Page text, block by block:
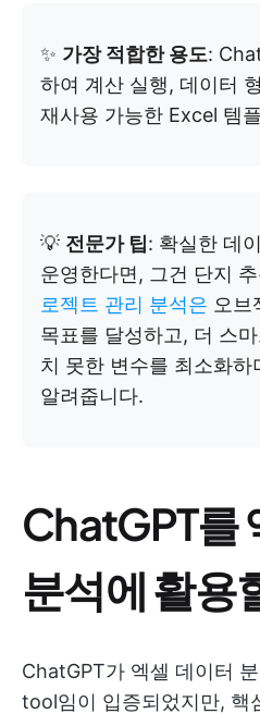
✨ 가장 적합한 용도:
하여 계산 실행, 데이터
재사용 가능한 Excel 템
💡 전문가 팁: 확실한 데
운영한다면, 그건 단지
로젝트 관리 분석은 오브
목표를 달성하고, 더 스
치 못한 변수를 최소화
알려줍니다.
ChatGPT를
분석에 활용
ChatGPT가 엑셀 데이터
tool임이 입증되었지만, 핵